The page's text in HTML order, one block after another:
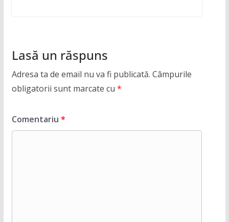
Lasă un răspuns
Adresa ta de email nu va fi publicată. Câmpurile
obligatorii sunt marcate cu *
Comentariu *